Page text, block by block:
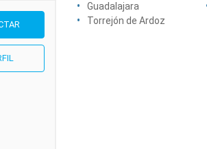
Guadalajara
Torrejón de Ardoz